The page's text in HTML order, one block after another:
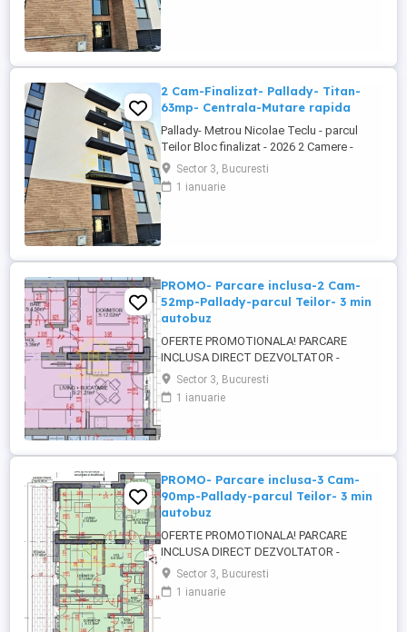
Apartamentul ...
2 Cam-Finalizat- Pallady- Titan-
63mp- Centrala-Mutare rapida
Pallady- Metrou Nicolae Teclu - parcul
Teilor Bloc finalizat - 2026 2 Camere -
Mutare rapida! Pallady - parcul Teilor -
Metrou Teclu - vanzare apartament 2
camere, decomandat, suprafata 64 mp,
Apartamentul ...
Sector 3, Bucuresti
1 ianuarie
PROMO- Parcare inclusa-2 Cam-
52mp-Pallady-parcul Teilor- 3 min
autobuz
OFERTE PROMOTIONALA! PARCARE
INCLUSA DIRECT DEZVOLTATOR -
COMISION 0% Titan- Pallady- parcul Teilor
- statie STB la 3-4 minute de mers,
vanzare apartament 2 camere, spatios, 52
centrala termica, parcare inclusa. Bloc nou
Sector 3, Bucuresti
1 ianuarie
PROMO- Parcare inclusa-3 Cam-
90mp-Pallady-parcul Teilor- 3 min
autobuz
OFERTE PROMOTIONALA! PARCARE
INCLUSA DIRECT DEZVOLTATOR -
COMISION 0% Titan- Pallady- parcul Teilor
- statie STB la 3-4 minute de mers,
vanzare apartament 3 camere, spatios,
Sector 3, Bucuresti
1 ianuarie